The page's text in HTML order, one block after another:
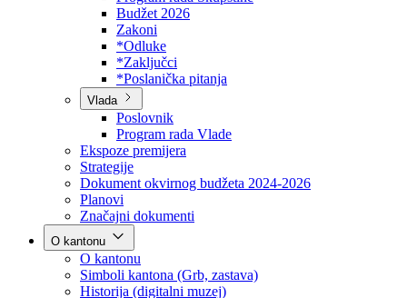
Skupština
Poslovnik
Program rada Skupštine
Budžet 2026
Zakoni
*Odluke
*Zaključci
*Poslanička pitanja
Vlada
Poslovnik
Program rada Vlade
Ekspoze premijera
Strategije
Dokument okvirnog budžeta 2024-2026
Planovi
Značajni dokumenti
O kantonu